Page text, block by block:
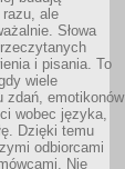
ale
Słowa
i pisania. To
wiele
zdań, emotikonów
wobec języka,
Dzięki temu
odbiorcami
Nie